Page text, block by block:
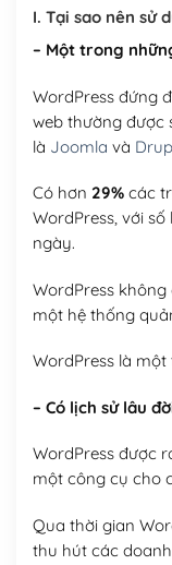
I. Tại sao nên sử
– Một trong
WordPress đứng
web thường được
là Joomla và
Có hơn 29%các
WordPress, với
ngày.
WordPress
một hệ thống
WordPress là
– Có lịch sử lâu
WordPress được
một công cụ cho
Qua thời gian
thu hút các